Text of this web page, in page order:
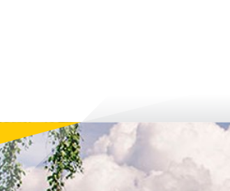
информиране и кандидатстване